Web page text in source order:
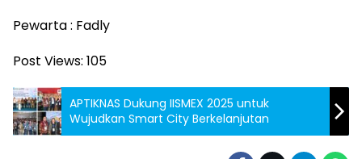
Pewarta : Fadly
Post Views: 105
APTIKNAS Dukung IISMEX 2025 untuk
Wujudkan Smart City Berkelanjutan